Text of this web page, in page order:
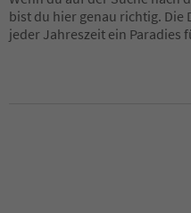
bist du hier genau richtig.
jeder Jahreszeit ein Paradies